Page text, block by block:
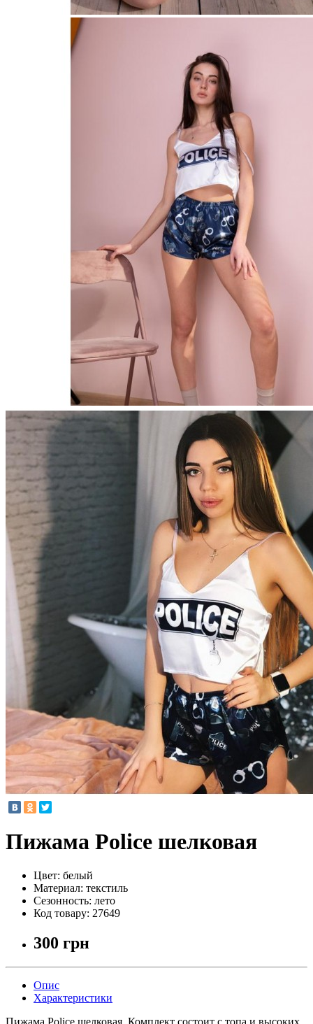
Пижама Police шелковая
Цвет: белый
Материал: текстиль
Сезонность: лето
Код товару: 27649
300 грн
Опис
Характеристики